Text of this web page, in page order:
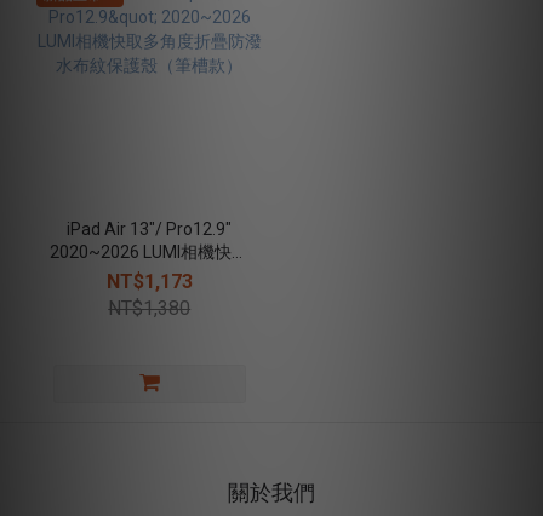
iPad Air 13"/ Pro12.9"
2020~2026 LUMI相機快取
多角度折疊防潑水布紋保
護殼（筆槽款）
NT$1,173
NT$1,380
關於我們